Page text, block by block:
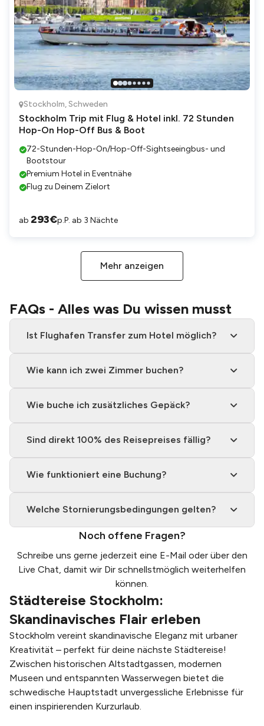
Stockholm,Schweden
Stockholm Trip mit Flug & Hotel inkl. 72 Stunden
Hop-On Hop-Off Bus & Boot
72-Stunden-Hop-On/Hop-Off-Sightseeingbus- und
Bootstour
Premium Hotel in Eventnähe
Flug zu Deinem Zielort
ab 293€p.P. ab 3 Nächte
Mehr anzeigen
FAQs - Alles was Du wissen musst
Ist Flughafen Transfer zum Hotel möglich?
Wie kann ich zwei Zimmer buchen?
Wie buche ich zusätzliches Gepäck?
Sind direkt 100% des Reisepreises fällig?
Wie funktioniert eine Buchung?
Welche Stornierungsbedingungen gelten?
Noch offene Fragen?
Schreibe uns gerne jederzeit eine E-Mail oder über den
Live Chat, damit wir Dir schnellstmöglich weiterhelfen
können.
Städtereise Stockholm:
Skandinavisches Flair erleben
Stockholm vereint skandinavische Eleganz mit urbaner
Kreativität – perfekt für deine nächste Städtereise!
Zwischen historischen Altstadtgassen, modernen
Museen und entspannten Wasserwegen bietet die
schwedische Hauptstadt unvergessliche Erlebnisse für
einen inspirierenden Kurzurlaub.